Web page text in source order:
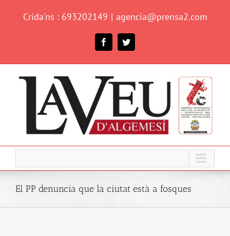
Crida'ns : 693202149 | agencia@prensa2.com
FacebookTwitter
El PP denuncia que la ciutat està a fosques